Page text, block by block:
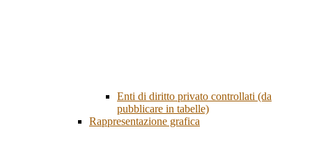
Enti di diritto privato controllati (da
pubblicare in tabelle)
Rappresentazione grafica